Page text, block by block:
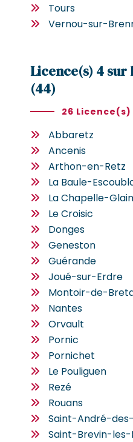
Tours
Vernou-sur-
Licence(s) 4
(44)
26
Abbaretz
Ancenis
Arthon-en-Retz
La Baule-
La Chapelle-Glain
Le Croisic
Donges
Geneston
Guérande
Joué-sur-Erdre
Montoir-de-
Nantes
Orvault
Pornic
Pornichet
Le Pouliguen
Rezé
Rouans
Saint-André-
Saint-Brevin-les-